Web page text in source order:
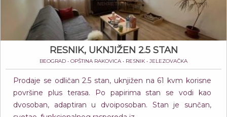
RESNIK, UKNJIŽEN 2.5 STAN
BEOGRAD • OPŠTINA RAKOVICA • RESNIK • JELEZOVAČKA
Prodaje se odličan 2.5 stan, uknjižen na 61 kvm korisne
površine plus terasa. Po papirima stan se vodi kao
dvosoban, adaptiran u dvoiposoban. Stan je sunčan,